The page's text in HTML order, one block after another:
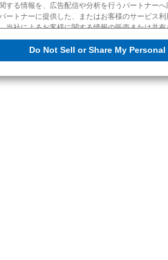
する情報を、広告配信や分析を行うパートナー
ートナーに提供した、またはお客様のサービス
当社によるお客様に関する情報の販売または共
る場合は「Do Not Sell or Share My Personal
Do Not Sell or Share My